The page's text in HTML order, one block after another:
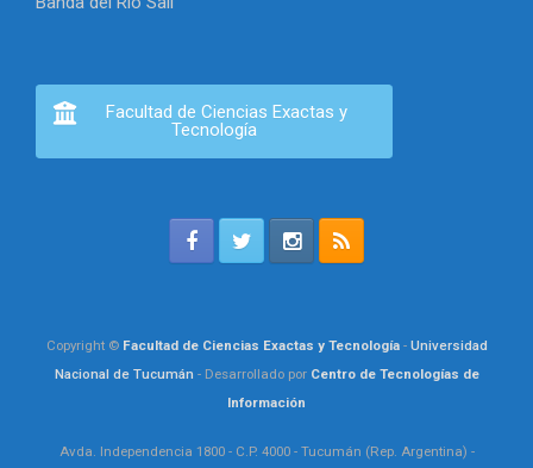
Facultad de Ciencias Exactas y
Tecnología
Copyright © Facultad de Ciencias Exactas y Tecnología- Universidad
Nacional de Tucumán - Desarrollado por Centro de Tecnologías de
Información
Avda. Independencia 1800 - C.P. 4000 - Tucumán (Rep. Argentina) -